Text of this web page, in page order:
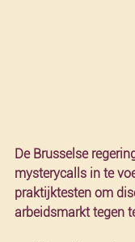
De Brusselse
mystery­calls in te
praktijktesten om
arbeidsmarkt tegen